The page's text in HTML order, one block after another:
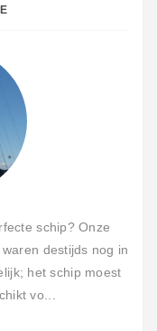
schip? Onze
destijds nog in
het schip moest
vo...